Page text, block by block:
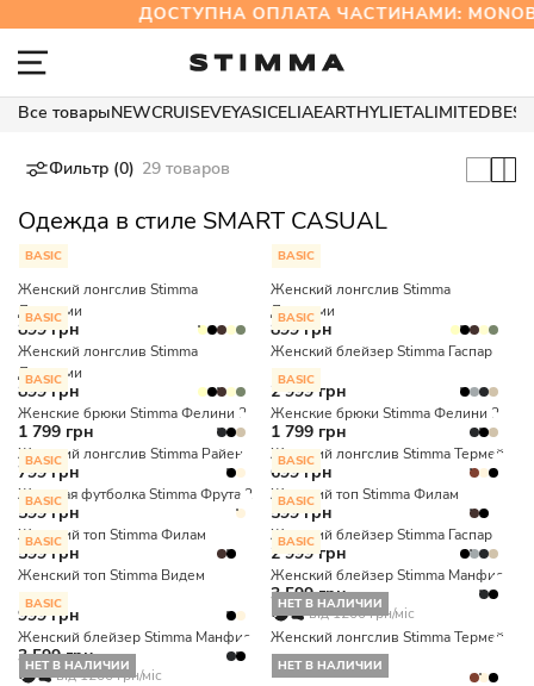
ДОСТУПНА ОПЛАТА ЧАСТИНАМИ:
Все товарыNEWCRUISEVEYASICELIAEARTHYLIETALIMITED
Фильтр (0) 29 товаров
Одежда в стиле SMART CASUAL
BASIC
Женский лонгслив Stimma
Джереми
899 грн
BASIC
Женский лонгслив Stimma
Джереми
899 грн
BASIC
Женский лонгслив Stimma
Джереми
899 грн
BASIC
Женский блейзер Stimma Гаспар
2 999 грн
BASIC
Женские брюки Stimma Фелини 2
1 799 грн
BASIC
Женские брюки Stimma Фелини 2
1 799 грн
Женский лонгслив Stimma Райен
799 грн
Женский лонгслив Stimma Термей
699 грн
BASIC
Женская футболка Stimma Фрута 2
599 грн
BASIC
Женский топ Stimma Филам
599 грн
BASIC
Женский топ Stimma Филам
599 грн
BASIC
Женский блейзер Stimma Гаспар
2 999 грн
BASIC
Женский топ Stimma Видем
999 грн
BASIC
Женский блейзер Stimma Манфис
3 599 грн
від 1200 грн/міс
BASIC
Женский блейзер Stimma Манфис
3 599 грн
від 1200 грн/міс
НЕТ В НАЛИЧИИ
Женский лонгслив Stimma Термей
НЕТ В НАЛИЧИИ НЕТ В НАЛИЧИИ